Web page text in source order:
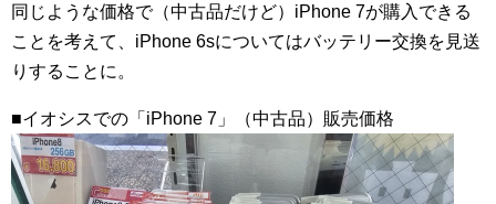
同じような価格で（中古品だけど）iPhone 7が購入できる
ことを考えて、iPhone 6sについてはバッテリー交換を見送
りすることに。
■イオシスでの「iPhone 7」（中古品）販売価格